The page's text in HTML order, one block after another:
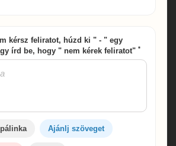
kérsz feliratot, húzd ki " - " egy
írd be, hogy " nem kérek feliratot" *
Ajánlj szöveget